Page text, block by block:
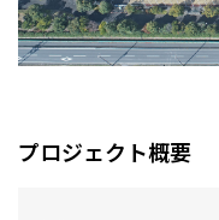
プロジェクト概要